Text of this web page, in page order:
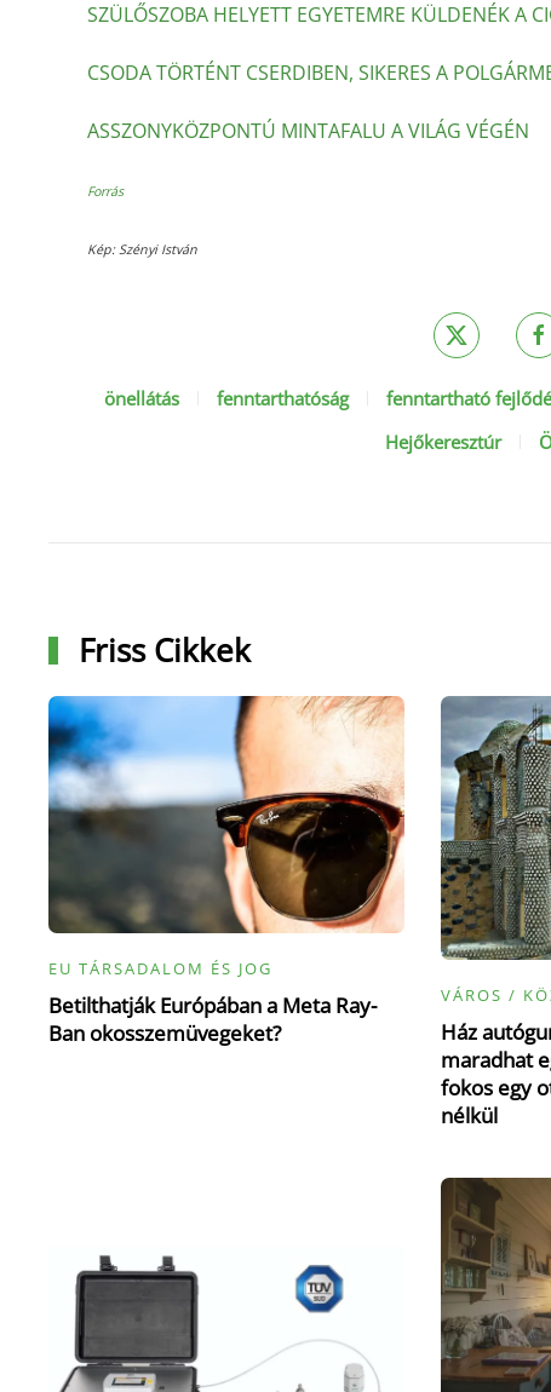
SZÜLŐSZOBA HELYETT EGYETEMRE KÜLDENÉK A
CSODA TÖRTÉNT CSERDIBEN, SIKERES A
ASSZONYKÖZPONTÚ MINTAFALU A VILÁG VÉGÉN
Forrás
Kép: Szényi István
önellátás fenntarthatóság fenntartható
Hejőkeresztúr
Friss Cikkek
EU TÁRSADALOM ÉS JOG
Betilthatják Európában a Meta Ray-
Ban okosszemüvegeket?
VÁROS /
Ház
maradhat
fokos egy
nélkül